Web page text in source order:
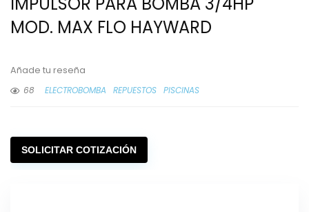
MOD. MAX FLO HAYWARD
Añade tu reseña
68
ELECTROBOMBA REPUESTOS PISCINAS
SOLICITAR COTIZACIÓN